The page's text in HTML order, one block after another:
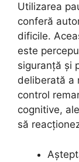
Utilizarea
conferă
dificile.
este
siguranță și
deliberată a
control
cognitive,
să